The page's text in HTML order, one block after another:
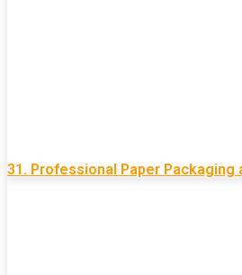
31. Professional Paper Packaging